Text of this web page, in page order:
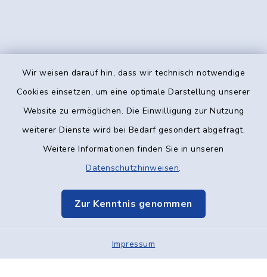
Wir weisen darauf hin, dass wir technisch notwendige
Cookies einsetzen, um eine optimale Darstellung unserer
Website zu ermöglichen. Die Einwilligung zur Nutzung
weiterer Dienste wird bei Bedarf gesondert abgefragt.
Weitere Informationen finden Sie in unseren
Datenschutzhinweisen.
Zur Kenntnis genommen
Impressum
Kontakt
Datenschutz
Elektronische Kommunikation
Sitemap